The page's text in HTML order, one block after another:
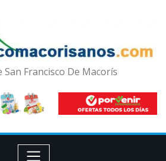
San Francisco De Macorís